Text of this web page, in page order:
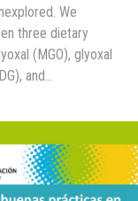
We
three dietary
(MGO), glyoxal
and…